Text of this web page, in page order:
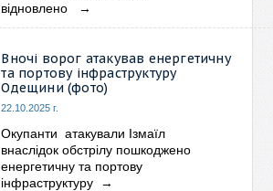
відновлено
→
Вночі ворог атакував енергетичну
та портову інфраструктуру
Одещини (фото)
22.10.2025 г.
Окупанти атакували Ізмаїл
внаслідок обстрілу пошкоджено
енергетичну та портову
інфраструктуру
→